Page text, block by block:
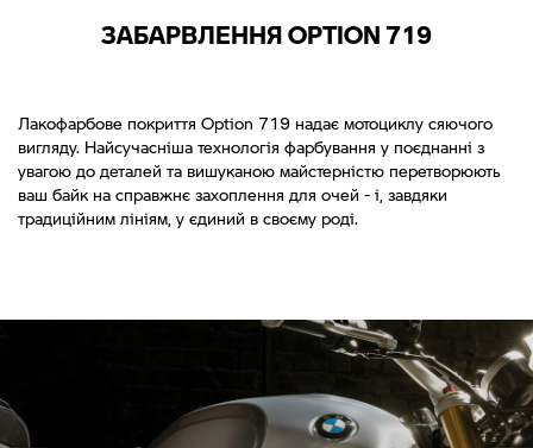
ЗАБАРВЛЕННЯ OPTION 719
Лакофарбове покриття Option 719 надає мотоциклу сяючого
вигляду. Найсучасніша технологія фарбування у поєднанні з
увагою до деталей та вишуканою майстерністю перетворюють
ваш байк на справжнє захоплення для очей - і, завдяки
традиційним лініям, у єдиний в своєму роді.